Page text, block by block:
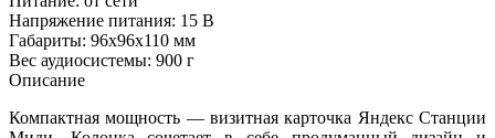
Напряжение питания: 15 В
Габариты: 96x96x110 мм
Вес аудиосистемы: 900 г
Описание
Компактная мощность — визитная карточка Яндекс Станции